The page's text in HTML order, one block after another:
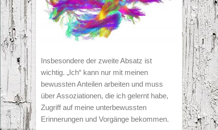
Insbesondere der zweite Absatz ist
wichtig. „Ich“ kann nur mit meinen
bewussten Anteilen arbeiten und muss
über Assoziationen, die ich gelernt habe,
Zugriff auf meine unterbewussten
Erinnerungen und Vorgänge bekommen.